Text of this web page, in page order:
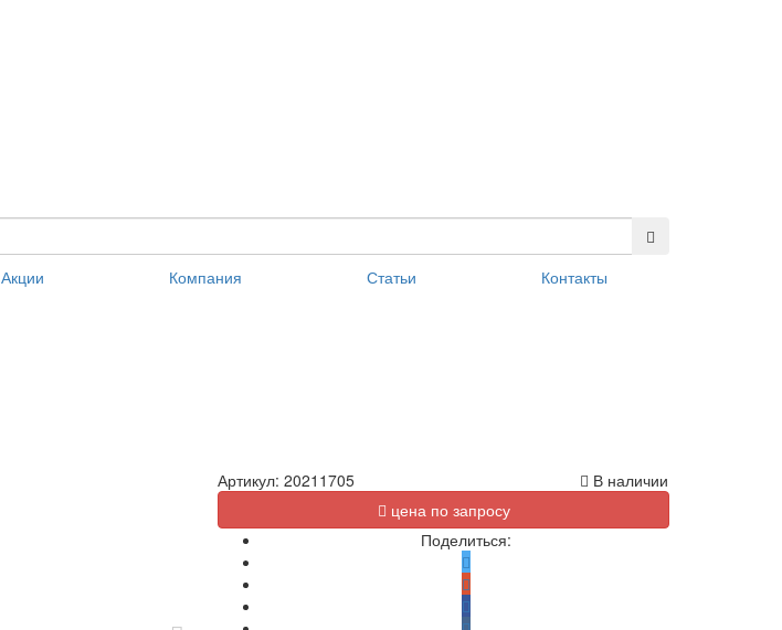
Акции Компания Статьи
Контакты
Артикул:20211705
В наличии
цена по запросу
Поделиться: